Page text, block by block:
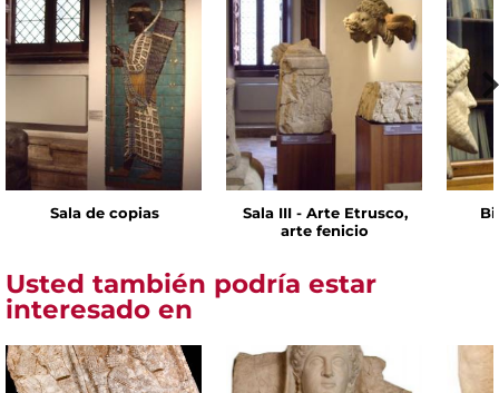
Sala de copias
Sala III - Arte Etrusco,
arte fenicio
Usted también podría estar
interesado en